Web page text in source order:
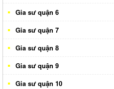
Gia sư quận 6
Gia sư quận 7
Gia sư quận 8
Gia sư quận 9
Gia sư quận 10